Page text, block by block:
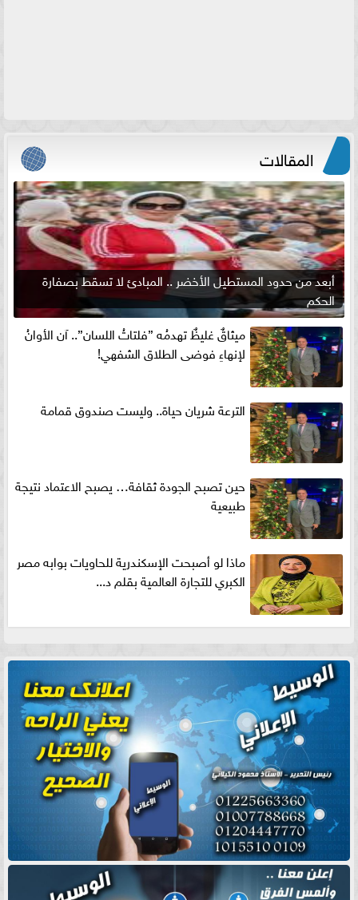
المقالات
أبعد من حدود المستطيل الأخضر .. المبادئ لا تسقط بصفارة
الحكم
ميثاقٌ غليظٌ تهدمُه ”فلتاتُ اللسان”.. آن الأوانُ
لإنهاءِ فوضى الطلاق الشفهي!
الترعة شريان حياة.. وليست صندوق قمامة
حين تصبح الجودة ثقافة… يصبح الاعتماد نتيجة
طبيعية
ماذا لو أصبحت الإسكندرية للحاويات بوابه مصر
الكبري للتجارة العالمية بقلم د...